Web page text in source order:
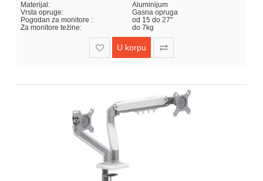
Materijal:
Aluminijum
Vrsta opruge:
Gasna opruga
Pogodan za monitore :
od 15 do 27"
Za monitore težine:
do 7kg
U korpu